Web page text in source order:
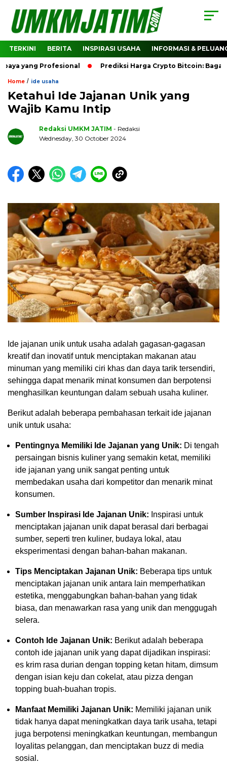
TERKINI BERITA INSPIRASI USAHA INFORMASI &
Profesional Prediksi Harga Crypto Bitcoin: Bagaimana
Home / ide usaha
Ketahui Ide Jajanan Unik yang
Wajib Kamu Intip
Redaksi UMKM JATIM - Redaksi
Wednesday, 30 October 2024
Ide jajanan unik untuk usaha adalah gagasan-gagasan
kreatif dan inovatif untuk menciptakan makanan atau
minuman yang memiliki ciri khas dan daya tarik tersendiri,
sehingga dapat menarik minat konsumen dan berpotensi
menghasilkan keuntungan dalam sebuah usaha kuliner.
Berikut adalah beberapa pembahasan terkait ide jajanan
unik untuk usaha:
Pentingnya Memiliki Ide Jajanan yang Unik: Di tengah
persaingan bisnis kuliner yang semakin ketat, memiliki
ide jajanan yang unik sangat penting untuk
membedakan usaha dari kompetitor dan menarik minat
konsumen.
Sumber Inspirasi Ide Jajanan Unik: Inspirasi untuk
menciptakan jajanan unik dapat berasal dari berbagai
sumber, seperti tren kuliner, budaya lokal, atau
eksperimentasi dengan bahan-bahan makanan.
Tips Menciptakan Jajanan Unik: Beberapa tips untuk
menciptakan jajanan unik antara lain memperhatikan
estetika, menggabungkan bahan-bahan yang tidak
biasa, dan menawarkan rasa yang unik dan menggugah
selera.
Contoh Ide Jajanan Unik: Berikut adalah beberapa
contoh ide jajanan unik yang dapat dijadikan inspirasi:
es krim rasa durian dengan topping ketan hitam, dimsum
dengan isian keju dan cokelat, atau pizza dengan
topping buah-buahan tropis.
Manfaat Memiliki Jajanan Unik: Memiliki jajanan unik
tidak hanya dapat meningkatkan daya tarik usaha, tetapi
juga berpotensi meningkatkan keuntungan, membangun
loyalitas pelanggan, dan menciptakan buzz di media
sosial.